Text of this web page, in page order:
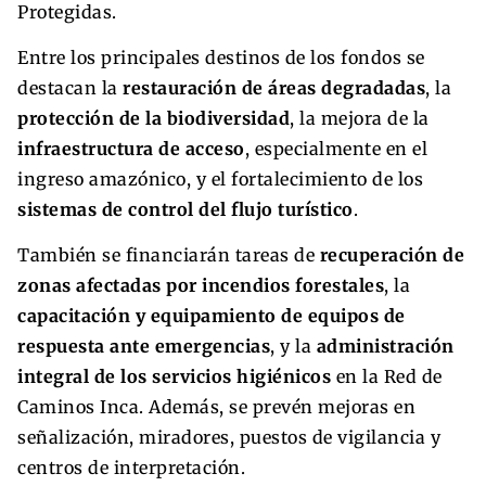
Protegidas.
Entre los principales destinos de los fondos se
destacan la restauración de áreas degradadas, la
protección de la biodiversidad, la mejora de la
infraestructura de acceso, especialmente en el
ingreso amazónico, y el fortalecimiento de los
sistemas de control del flujo turístico.
También se financiarán tareas de recuperación de
zonas afectadas por incendios forestales, la
capacitación y equipamiento de equipos de
respuesta ante emergencias, y la administración
integral de los servicios higiénicos en la Red de
Caminos Inca. Además, se prevén mejoras en
señalización, miradores, puestos de vigilancia y
centros de interpretación.